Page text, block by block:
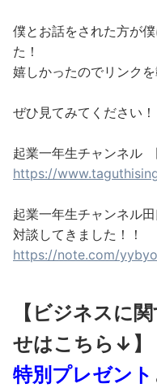
僕とお話をされた方が
た！
嬉しかったのでリンク
ぜひ見てみてください！
起業一年生チャンネル
https://
起業一年生チャンネル
対談してきました！！
https://note.com/
【ビジネスに
せはこちら↓】
特別プレゼント